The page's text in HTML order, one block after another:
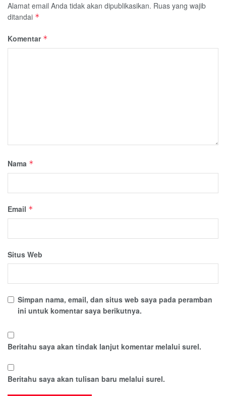
Alamat email Anda tidak akan dipublikasikan. Ruas yang wajib
ditandai *
Komentar *
Nama *
Email *
Situs Web
Simpan nama, email, dan situs web saya pada peramban
ini untuk komentar saya berikutnya.
Beritahu saya akan tindak lanjut komentar melalui surel.
Beritahu saya akan tulisan baru melalui surel.